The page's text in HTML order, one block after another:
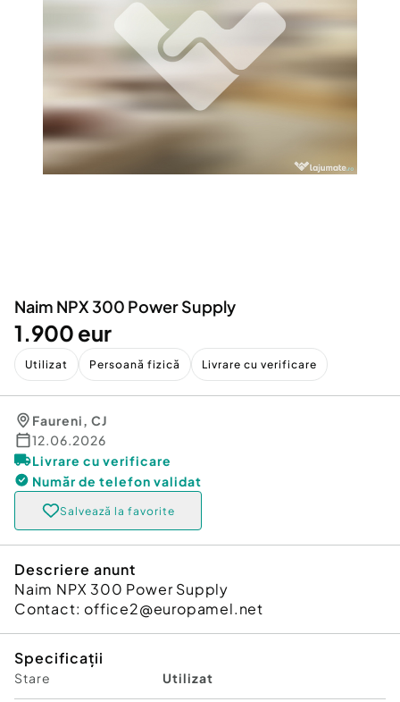
Animale de companie
Afaceri și echipamente profesionale
Inchiriere Bunuri si Vehicule
Utilaje agricole si industriale
Piese auto si accesorii
Dacia Duster
Naim NPX 300 Power Supply
1.900 eur
Utilizat Persoană fizică Livrare cu verificare
Faureni, CJ
12.06.2026
Livrare cu verificare
Număr de telefon validat
Salvează la favorite
Descriere anunt
Naim NPX 300 Power Supply
Contact: office2@europamel.net
Specificații
Stare Utilizat